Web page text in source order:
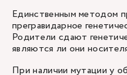
Единственным методом
прегравидарное
Родители сдают
являются ли они
При наличии мутации у